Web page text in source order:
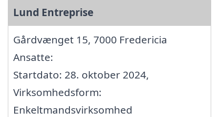
Lund Entreprise
Gårdvænget 15, 7000 Fredericia
Ansatte:
Startdato: 28. oktober 2024,
Virksomhedsform:
Enkeltmandsvirksomhed